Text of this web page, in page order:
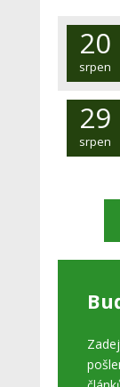
20
srpen
29
srpen